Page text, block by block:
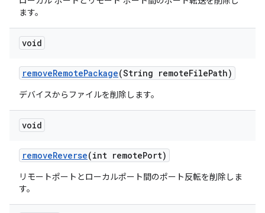
ます。
void
removeRemotePackage(String remoteFilePath)
デバイスからファイルを削除します。
void
removeReverse(int remotePort)
リモートポートとローカルポート間のポート反転を削除しま
す。